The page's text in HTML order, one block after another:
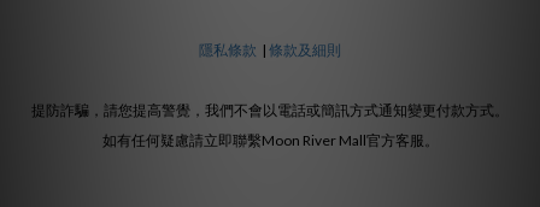
隱私條款 | 條款及細則
提防詐騙，請您提高警覺，我們不會以電話或簡訊方式通知變更付款方式。
如有任何疑慮請立即聯繫Moon River Mall官方客服。